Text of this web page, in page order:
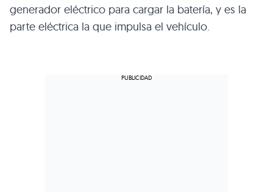
generador eléctrico para cargar la batería, y es la
parte eléctrica la que impulsa el vehículo.